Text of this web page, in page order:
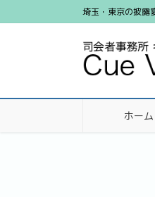
ン
ビ
埼玉・東京の披露
ホーム